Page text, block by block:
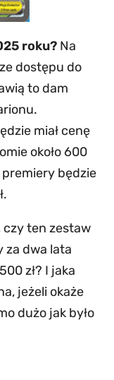
roku? Na
dostępu do
to dam
miał cenę
około 600
premiery będzie
czy ten zestaw
za dwa lata
zł? I jaka
jeżeli okaże
dużo jak było